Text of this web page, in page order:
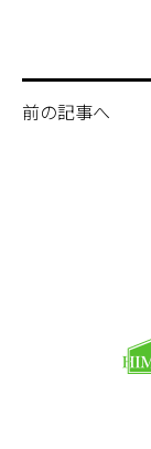
前の記事へ